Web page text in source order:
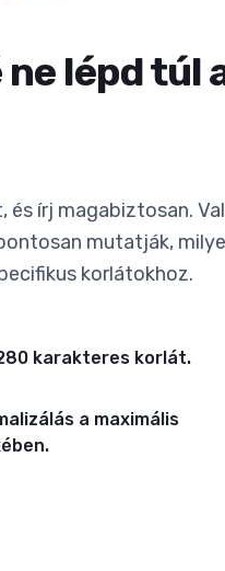
lépd túl
és írj magabiztosan.
mutatják,
korlátokhoz.
karakteres korlát.
a maximális